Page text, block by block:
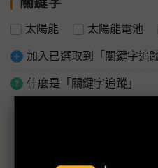
太陽能 太陽能電池
加入已選取到「關鍵字追蹤
什麼是「關鍵字追蹤」
積水化學擬收購部分夏普